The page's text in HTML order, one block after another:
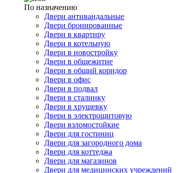
По назначению
Двери антивандальные
Двери бронированные
Двери в квартиру
Двери в котельную
Двери в новостройку
Двери в общежитие
Двери в общий коридор
Двери в офис
Двери в подвал
Двери в сталинку
Двери в хрущевку
Двери в электрощитовую
Двери взломостойкие
Двери для гостиниц
Двери для загородного дома
Двери для коттеджа
Двери для магазинов
Двери для медицинских учреждений